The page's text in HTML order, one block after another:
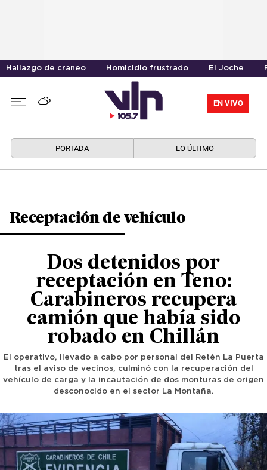
Hallazgo de craneo Homicidio frustrado El Joche
EN VIVO
PORTADA LO ÚLTIMO
Receptación de vehículo
Dos detenidos por
receptación en Teno:
Carabineros recupera
camión que había sido
robado en Chillán
El operativo, llevado a cabo por personal del Retén La Puerta
tras el aviso de vecinos, culminó con la recuperación del
vehículo de carga y la incautación de dos monturas de origen
desconocido en el sector La Montaña.